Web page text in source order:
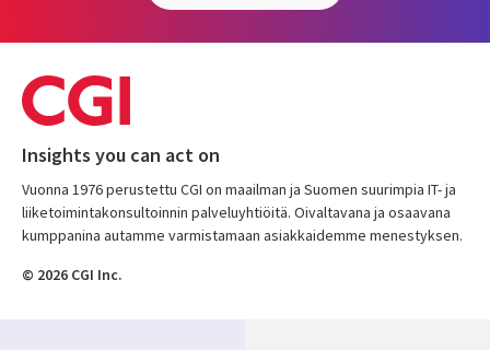
Insights you can act on
Vuonna 1976 perustettu CGI on maailman ja Suomen suurimpia IT- ja
liiketoimintakonsultoinnin palveluyhtiöitä. Oivaltavana ja osaavana
kumppanina autamme varmistamaan asiakkaidemme menestyksen.
© 2026 CGI Inc.